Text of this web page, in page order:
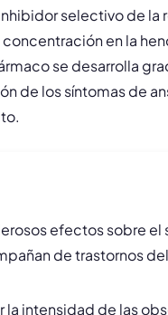
selectivo de
en la
se desarrolla
los síntomas de
efectos sobre
de trastornos
intensidad de las